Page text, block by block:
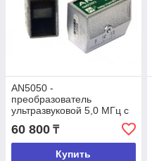
AN5050 -
преобразователь
ультразвуковой 5,0 МГц с
углом ввода 50 градусов
60 800 ₸
Купить